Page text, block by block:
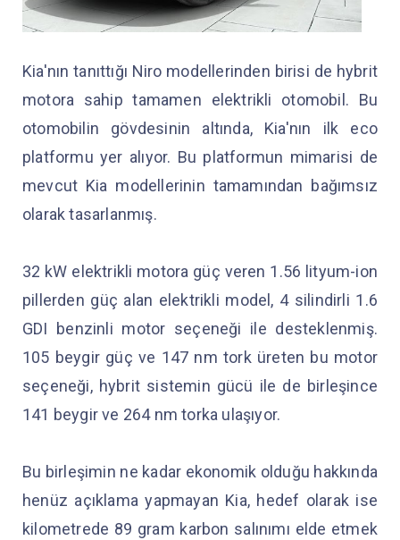
Kia'nın tanıttığı Niro modellerinden birisi de hybrit
motora sahip tamamen elektrikli otomobil. Bu
otomobilin gövdesinin altında, Kia'nın ilk eco
platformu yer alıyor. Bu platformun mimarisi de
mevcut Kia modellerinin tamamından bağımsız
olarak tasarlanmış.
32 kW elektrikli motora güç veren 1.56 lityum-ion
pillerden güç alan elektrikli model, 4 silindirli 1.6
GDI benzinli motor seçeneği ile desteklenmiş.
105 beygir güç ve 147 nm tork üreten bu motor
seçeneği, hybrit sistemin gücü ile de birleşince
141 beygir ve 264 nm torka ulaşıyor.
Bu birleşimin ne kadar ekonomik olduğu hakkında
henüz açıklama yapmayan Kia, hedef olarak ise
kilometrede 89 gram karbon salınımı elde etmek